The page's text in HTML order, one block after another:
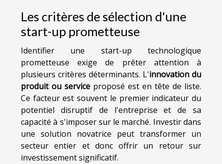
Les critères de sélection d'une
start-up prometteuse
Identifier une start-up technologique
prometteuse exige de prêter attention à
plusieurs critères déterminants. L'innovation du
produit ou service proposé est en tête de liste.
Ce facteur est souvent le premier indicateur du
potentiel disruptif de l'entreprise et de sa
capacité à s'imposer sur le marché. Investir dans
une solution novatrice peut transformer un
secteur entier et donc offrir un retour sur
investissement significatif.